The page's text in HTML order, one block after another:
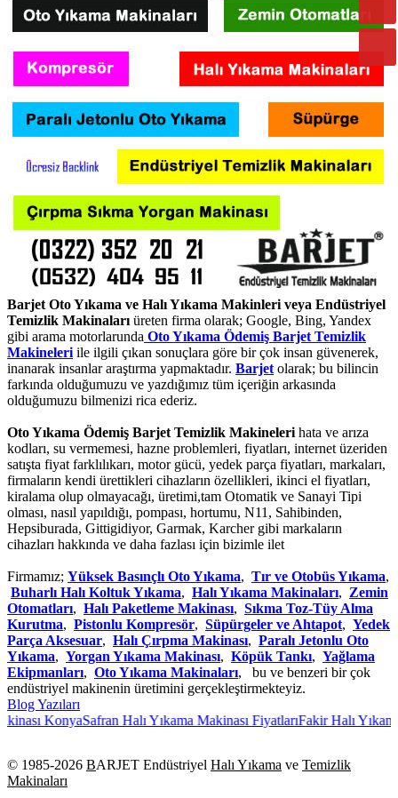
Barjet Oto Yıkama ve Halı Yıkama Makinleri veya Endüstriyel
Temizlik Makinalarıüreten firma olarak; Google, Bing, Yandex
gibi arama motorlarunda Oto Yıkama Ödemiş Barjet Temizlik
Makineleriile ilgili çıkan sonuçlara göre bir çok insan güvenerek,
inanarak insanlar araştırma yapmaktadır. Barjetolarak; bu bilincin
farkında olduğumuzu ve yazdığımız tüm içeriğin arkasında
olduğumuzu bilmenizi rica ederiz.
Oto Yıkama Ödemiş Barjet Temizlik Makinelerihata ve arıza
kodları, su vermemesi, hazne problemleri, fiyatları, internet üzeriden
satışta fiyat farklılıkarı, motor gücü, yedek parça fiyatları, markaları,
firmaların kendi ürettikleri cihazların özellikleri, ikinci el fiyatları,
kiralama olup olmayacağı, üretimi,tam Otomatik ve Sanayi Tipi
olması, nasıl yapıldığı, pompası, hortumu, N11, Sahibinden,
Hepsiburada, Gittigidiyor, Garmak, Karcher gibi markaların
cihazları hakkında ve daha fazlası için bizimle ilet
Firmamız; Yüksek Basınçlı Oto Yıkama, Tır ve Otobüs Yıkama,
Buharlı Halı Koltuk Yıkama, Halı Yıkama Makinaları, Zemin
Otomatları, Halı Paketleme Makinası, Sıkma Toz-Tüy Alma
Kurutma, Pistonlu Kompresör, Süpürgeler ve Ahtapot, Yedek
Parça Aksesuar, Halı Çırpma Makinası, Paralı Jetonlu Oto
Yıkama, Yorgan Yıkama Makinası, Köpük Tankı, Yağlama
Ekipmanları, Oto Yıkama Makinaları, bu ve benzeri bir çok
endüstriyel makinenin üretimini gerçekleştirmekteyiz.
Blog Yazıları
KonyaSafran Halı Yıkama Makinası FiyatlarıFakir Halı Yıkama
© 1985-2026 BARJET Endüstriyel Halı Yıkama ve Temizlik
Makinaları